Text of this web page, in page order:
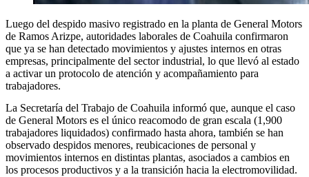
Luego del despido masivo registrado en la planta de General Motors
de Ramos Arizpe, autoridades laborales de Coahuila confirmaron
que ya se han detectado movimientos y ajustes internos en otras
empresas, principalmente del sector industrial, lo que llevó al estado
a activar un protocolo de atención y acompañamiento para
trabajadores.
La Secretaría del Trabajo de Coahuila informó que, aunque el caso
de General Motors es el único reacomodo de gran escala (1,900
trabajadores liquidados) confirmado hasta ahora, también se han
observado despidos menores, reubicaciones de personal y
movimientos internos en distintas plantas, asociados a cambios en
los procesos productivos y a la transición hacia la electromovilidad.